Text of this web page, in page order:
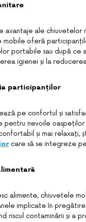
avantaje ale chiuvetelor
mobile oferă
portabile sau după ce
igienei și la
participanților
pe confortul și
pentru nevoile
și mai
care să se integreze
alimente, chiuvetele
implicate în
riscul contaminării și a